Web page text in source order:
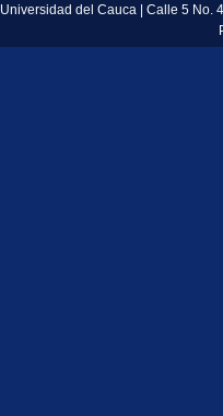
Universidad del Cauca | Calle 5 No.